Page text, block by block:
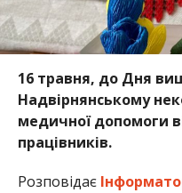
16 травня, до Дня
Надвірнянському
медичної допомоги
працівників.
Розповідає